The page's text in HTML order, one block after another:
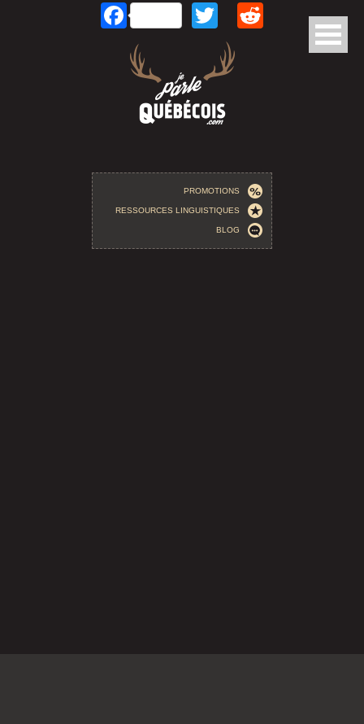
Aller au contenu principalFacebookTwitterReddit
PROMOTIONS
RESSOURCES LINGUISTIQUES
BLOG